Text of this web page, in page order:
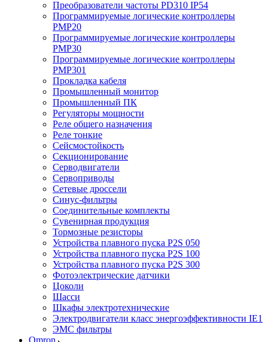
Преобразователи частоты PD310 IP54
Программируемые логические контроллеры
PMP20
Программируемые логические контроллеры
PMP30
Программируемые логические контроллеры
PMP301
Прокладка кабеля
Промышленный монитор
Промышленный ПК
Регуляторы мощности
Реле общего назначения
Реле тонкие
Сейсмостойкость
Секционирование
Серводвигатели
Сервоприводы
Сетевые дроссели
Синус-фильтры
Соединительные комплекты
Сувенирная продукция
Тормозные резисторы
Устройства плавного пуска P2S 050
Устройства плавного пуска P2S 100
Устройства плавного пуска P2S 300
Фотоэлектрические датчики
Цоколи
Шасси
Шкафы электротехнические
Электродвигатели класс энергоэффективности IE1
ЭМС фильтры
Omron